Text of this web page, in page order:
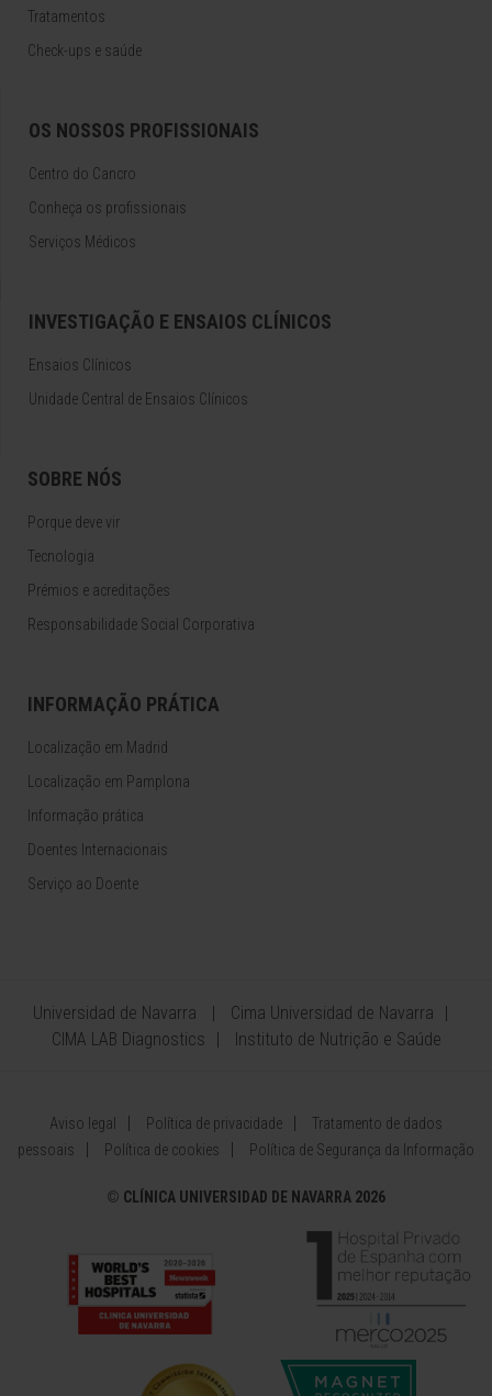
Tratamentos
Check-ups e saúde
OS NOSSOS PROFISSIONAIS
Centro do Cancro
Conheça os profissionais
Serviços Médicos
INVESTIGAÇÃO E ENSAIOS CLÍNICOS
Ensaios Clínicos
Unidade Central de Ensaios Clínicos
SOBRE NÓS
Porque deve vir
Tecnologia
Prémios e acreditações
Responsabilidade Social Corporativa
INFORMAÇÃO PRÁTICA
Localização em Madrid
Localização em Pamplona
Informação prática
Doentes Internacionais
Serviço ao Doente
Universidad de Navarra
Cima Universidad de Navarra
CIMA LAB Diagnostics
Instituto de Nutrição e Saúde
Aviso legal Política de privacidade
Tratamento de dados
pessoais
Política de cookies Política de Segurança da Informação
© CLÍNICA UNIVERSIDAD DE NAVARRA 2026